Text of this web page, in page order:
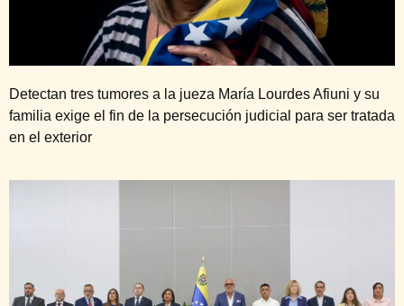
Detectan tres tumores a la jueza María Lourdes Afiuni y su
familia exige el fin de la persecución judicial para ser tratada
en el exterior